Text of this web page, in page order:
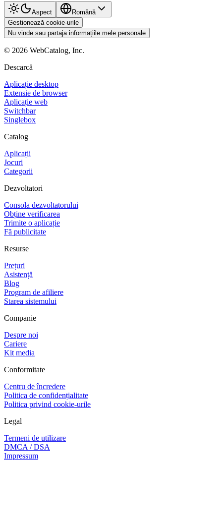
Aspect
Română
Gestionează cookie-urile
Nu vinde sau partaja informațiile mele personale
© 2026 WebCatalog, Inc.
Descarcă
Aplicație desktop
Extensie de browser
Aplicație web
Switchbar
Singlebox
Catalog
Aplicații
Jocuri
Categorii
Dezvoltatori
Consola dezvoltatorului
Obține verificarea
Trimite o aplicație
Fă publicitate
Resurse
Prețuri
Asistență
Blog
Program de afiliere
Starea sistemului
Companie
Despre noi
Cariere
Kit media
Conformitate
Centru de încredere
Politica de confidențialitate
Politica privind cookie-urile
Legal
Termeni de utilizare
DMCA / DSA
Impressum